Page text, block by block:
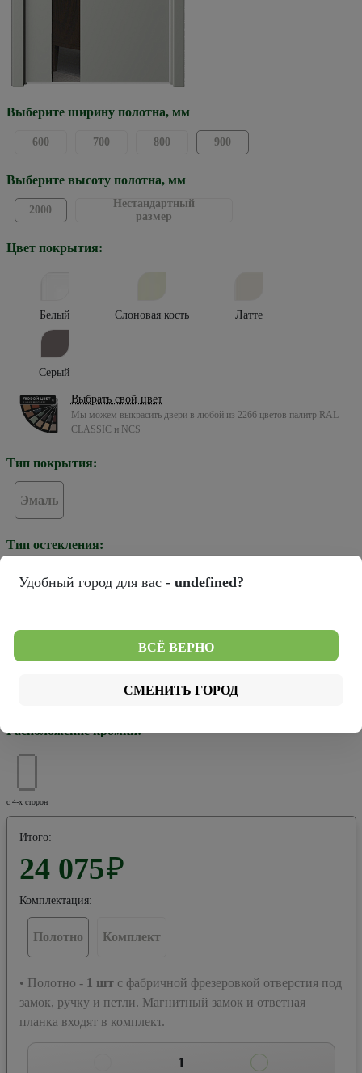
Выберите ширину полотна, мм
600 700 800 900
Выберите высоту полотна, мм
2000
Нестандартный
размер
Цвет покрытия:
Белый Слоновая кость Латте
Серый
Выбрать свой цвет
Мы можем выкрасить двери в любой из 2266 цветов палитр RAL
CLASSIC и NCS
Тип покрытия:
Эмаль
Тип остекления:
Цвет кромки:
Расположение кромки:
с 4-х сторон
Итого:
24 075₽
Комплектация:
Полотно Комплект
• Полотно - 1 штс фабричной фрезеровкой отверстия под
замок, ручку и петли. Магнитный замок и ответная
планка входят в комплект.
1
Удобный город для вас - undefined?
ВСЁ ВЕРНО
СМЕНИТЬ ГОРОД